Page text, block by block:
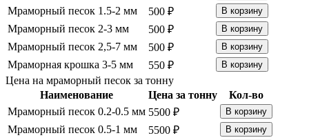
Мраморный песок 1.5-2 мм 500 ₽ В корзину
Мраморный песок 2-3 мм 500 ₽ В корзину
Мраморный песок 2,5-7 мм 500 ₽ В корзину
Мраморная крошка 3-5 мм 550 ₽ В корзину
Цена на мраморный песок за тонну
Наименование
Цена за тонну
Кол-во
Мраморный песок 0.2-0.5 мм 5500 ₽ В корзину
Мраморный песок 0.5-1 мм 5500 ₽ В корзину